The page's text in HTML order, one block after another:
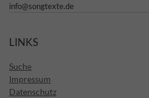
info@songtexte.de
LINKS
Suche
Impressum
Datenschutz